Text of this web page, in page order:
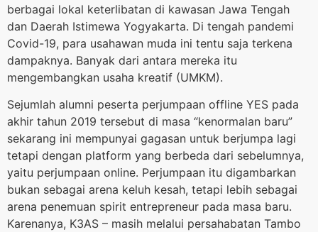
berbagai lokal keterlibatan di kawasan Jawa Tengah
dan Daerah Istimewa Yogyakarta. Di tengah pandemi
Covid-19, para usahawan muda ini tentu saja terkena
dampaknya. Banyak dari antara mereka itu
mengembangkan usaha kreatif (UMKM).
Sejumlah alumni peserta perjumpaan offline YES pada
akhir tahun 2019 tersebut di masa “kenormalan baru”
sekarang ini mempunyai gagasan untuk berjumpa lagi
tetapi dengan platform yang berbeda dari sebelumnya,
yaitu perjumpaan online. Perjumpaan itu digambarkan
bukan sebagai arena keluh kesah, tetapi lebih sebagai
arena penemuan spirit entrepreneur pada masa baru.
Karenanya, K3AS – masih melalui persahabatan Tambo